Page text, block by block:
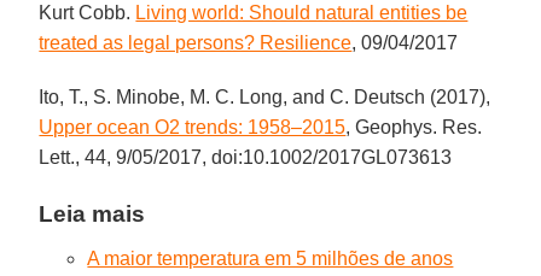
Kurt Cobb. Living world: Should natural entities be
treated as legal persons? Resilience, 09/04/2017
Ito, T., S. Minobe, M. C. Long, and C. Deutsch (2017),
Upper ocean O2 trends: 1958–2015, Geophys. Res.
Lett., 44, 9/05/2017, doi:10.1002/2017GL073613
Leia mais
A maior temperatura em 5 milhões de anos